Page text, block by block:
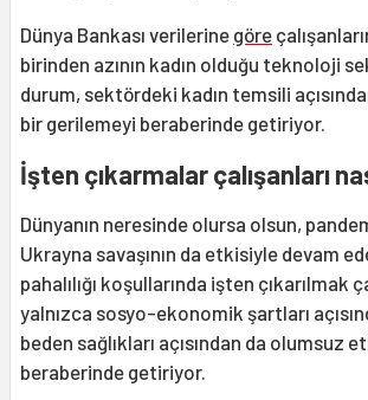
Dünya Bankası verilerine göre
birinden azının kadın olduğu teknoloji
durum, sektördeki kadın temsili
bir gerilemeyi beraberinde getiriyor.
İşten çıkarmalar çalışanları
Dünyanın neresinde olursa olsun,
Ukrayna savaşının da etkisiyle devam
pahalılığı koşullarında işten çıkarılmak
yalnızca sosyo-ekonomik şartları
beden sağlıkları açısından da olumsuz
beraberinde getiriyor.